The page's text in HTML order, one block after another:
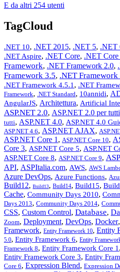
E da altri 254 utenti
TagCloud
.NET 10, .NET 2015, .NET 5, .NET
.NET Aspire, .NET Core, .NET Core
Framework, .NET Framework 2.0,
Framework 3.5, .NET Framework
.NET Framework 4.5.1 , .NET
Framework, .NET Standard, 10annidi,
AngularJS, Architettura, Artificial
ASP.NET 2.0, ASP.NET 2.0 per tutti
tutti, ASP.NET 4.0, ASP.NET 4.0
ASP.NET 4.6, ASP.NET AJAX,
ASP.NET Core 1 , ASP.NET Core 10,
Core 3, ASP.NET Core 5, ASP.NET
ASP.NET Core 8, ASP.NET Core 9,
API, ASPItalia.com, AWS, AWS
Azure DevOps, Azure Functions,
Build12, Build13, Build14, Build15,
Cache, Community Days 2010,
Days 2013, Community Days 2014,
CSS, Custom Control, Database,
Zoom, Deployment, DevOps, Docker,
Framework, Entity Framework 10, Entity
5.0, Entity Framework 6, Entity
Framework 8, Entity Framework Core 1 ,
Entity Framework Core 3, Entity
Core 6, Expression Blend, Expression